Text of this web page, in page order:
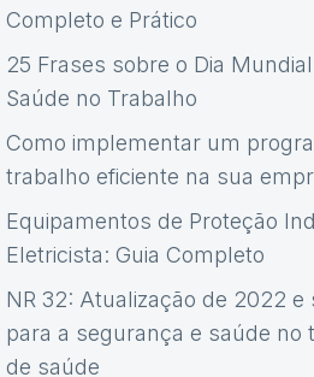
Completo e Prático
25 Frases sobre o Dia
Saúde no Trabalho
Como implementar um
trabalho eficiente na sua
Equipamentos de Proteção
Eletricista: Guia Completo
NR 32: Atualização de 2022
para a segurança e saúde no
de saúde